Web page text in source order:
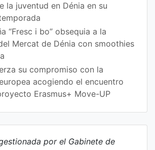
la juventud en Dénia en su
“Fresc i bo” obsequia a la
Mercat de Dénia con smoothies
su compromiso con la
acogiendo el encuentro
Erasmus+ Move-UP
por el Gabinete de